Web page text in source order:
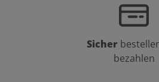
Sicher
bezahlen